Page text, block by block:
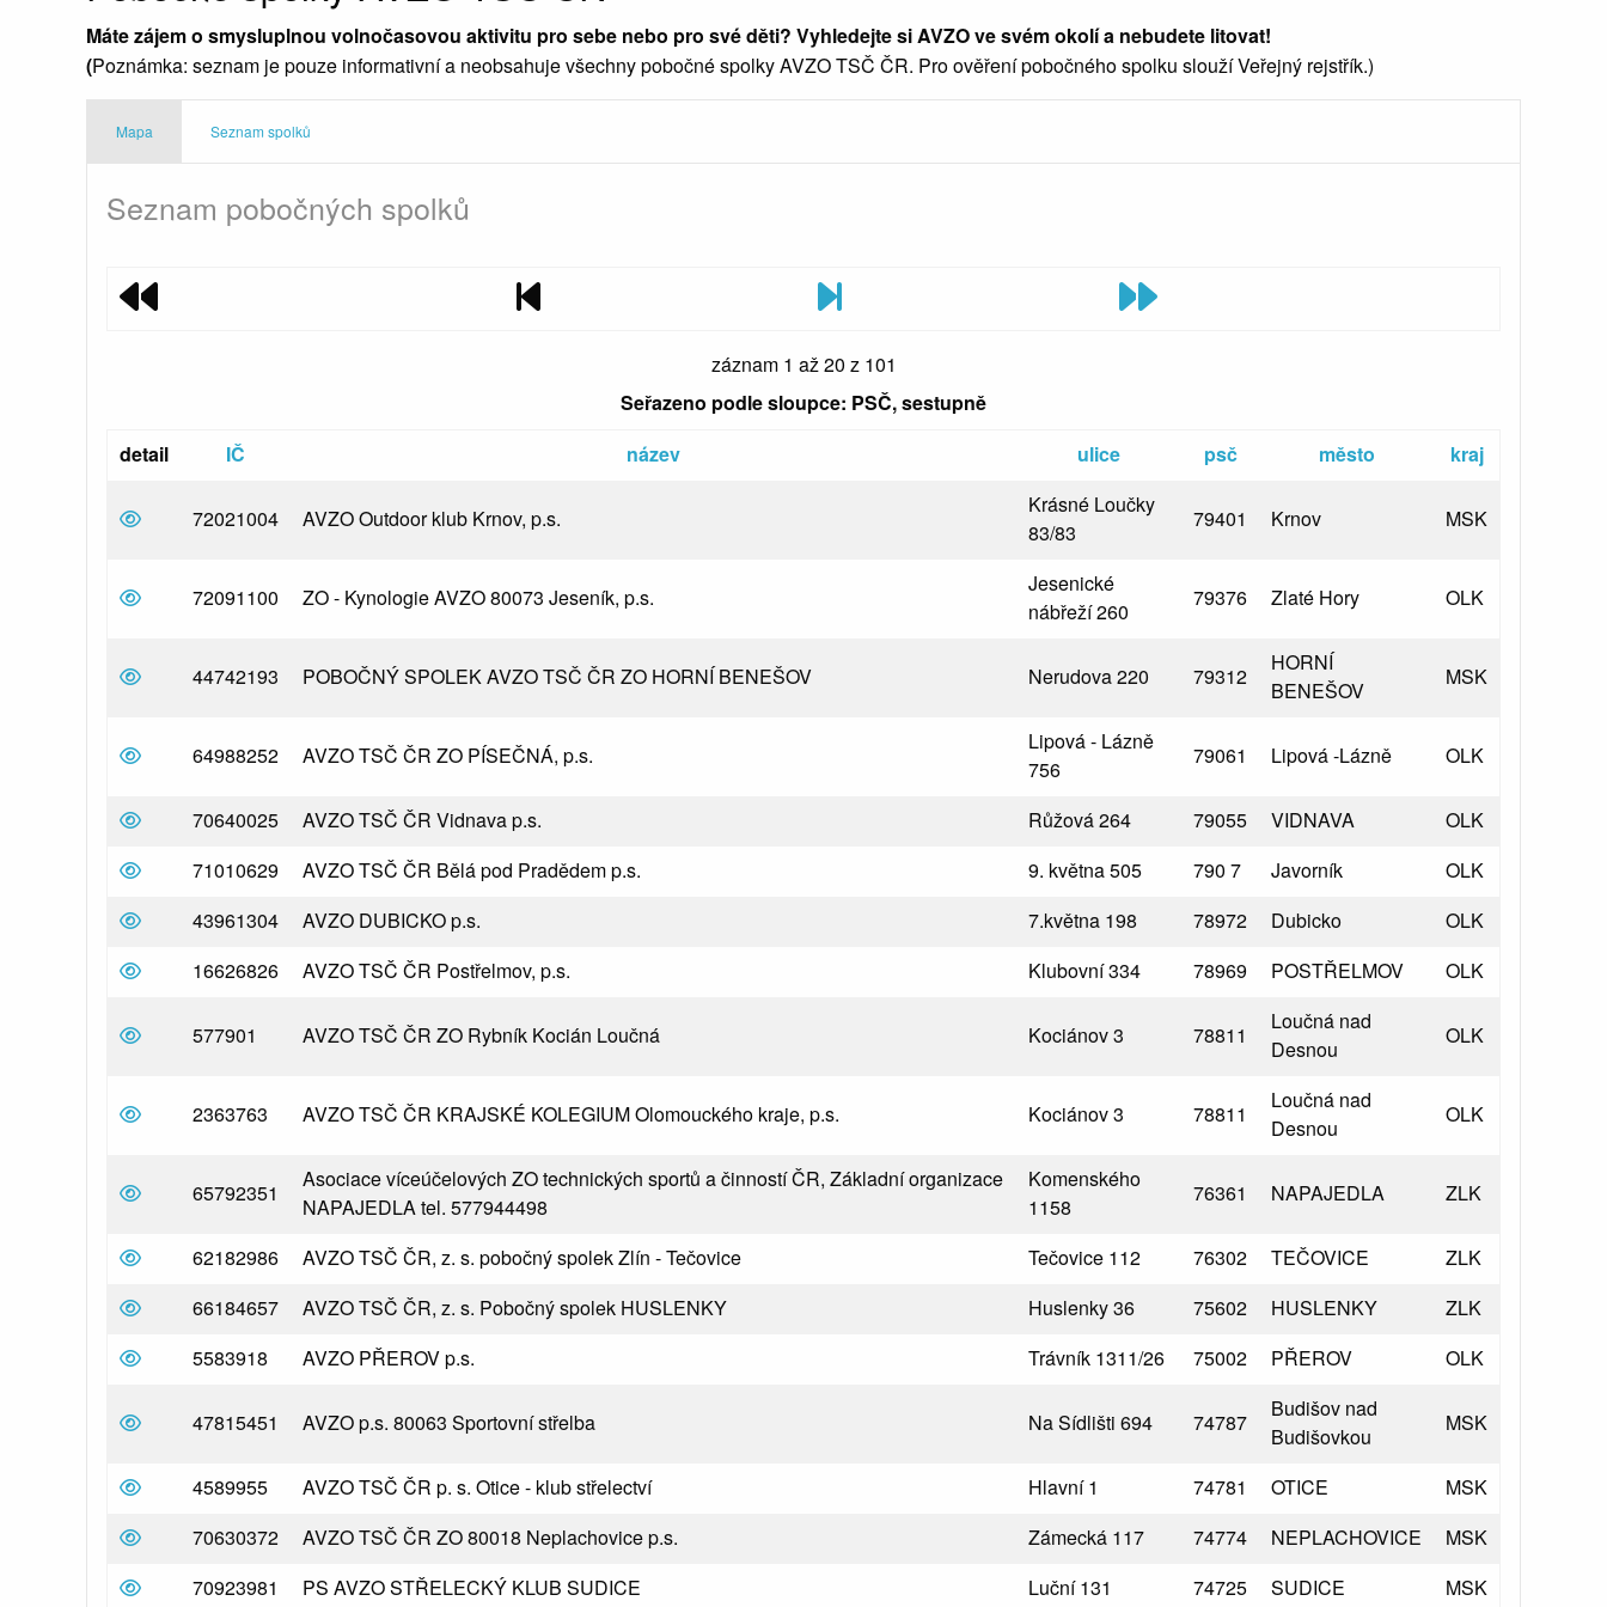
Máte zájem o smysluplnou volnočasovou aktivitu pro sebe nebo pro své děti? Vyhledejte si AVZO ve svém okolí a nebudete litovat!
(Poznámka: seznam je pouze informativní a neobsahuje všechny pobočné spolky AVZO TSČ ČR. Pro ověření pobočného spolku slouží Veřejný rejstřík.)
Mapa Seznam spolků
Seznam pobočných spolků
Na první stránku Předchozí Další Na poslední stránku
záznam 1 až 20 z 101
Seřazeno podle sloupce: PSČ, sestupně
detail
IČ název ulice psč město kraj
detail základní organizace
72021004 AVZO Outdoor klub Krnov, p.s.
Krásné Loučky
83/83
79401 Krnov MSK
detail základní organizace
72091100 ZO - Kynologie AVZO 80073 Jeseník, p.s.
Jesenické
nábřeží 260
79376 Zlaté Hory OLK
detail základní organizace
44742193 POBOČNÝ SPOLEK AVZO TSČ ČR ZO HORNÍ BENEŠOV Nerudova 220 79312
HORNÍ
BENEŠOV
MSK
detail základní organizace
64988252 AVZO TSČ ČR ZO PÍSEČNÁ, p.s.
Lipová - Lázně
756
79061 Lipová -Lázně OLK
detail základní organizace
70640025 AVZO TSČ ČR Vidnava p.s. Růžová 264 79055 VIDNAVA
OLK
detail základní organizace
71010629 AVZO TSČ ČR Bělá pod Pradědem p.s. 9. května 505 790 7 Javorník
OLK
detail základní organizace
43961304 AVZO DUBICKO p.s. 7.května 198 78972 Dubicko
OLK
detail základní organizace
16626826 AVZO TSČ ČR Postřelmov, p.s. Klubovní 334 78969 POSTŘELMOV OLK
detail základní organizace
577901 AVZO TSČ ČR ZO Rybník Kocián Loučná Kociánov 3 78811
Loučná nad
Desnou
OLK
detail základní organizace
2363763 AVZO TSČ ČR KRAJSKÉ KOLEGIUM Olomouckého kraje, p.s. Kociánov 3 78811
Loučná nad
Desnou
OLK
detail základní organizace
65792351
Asociace víceúčelových ZO technických sportů a činností ČR, Základní organizace
NAPAJEDLA tel. 577944498
Komenského
1158
76361 NAPAJEDLA ZLK
detail základní organizace
62182986 AVZO TSČ ČR, z. s. pobočný spolek Zlín - Tečovice Tečovice 112 76302 TEČOVICE
ZLK
detail základní organizace
66184657 AVZO TSČ ČR, z. s. Pobočný spolek HUSLENKY Huslenky 36 75602 HUSLENKY
ZLK
detail základní organizace
5583918 AVZO PŘEROV p.s. Trávník 1311/26 75002 PŘEROV OLK
detail základní organizace
47815451 AVZO p.s. 80063 Sportovní střelba Na Sídlišti 694 74787
Budišov nad
Budišovkou
MSK
detail základní organizace
4589955 AVZO TSČ ČR p. s. Otice - klub střelectví Hlavní 1 74781 OTICE
MSK
detail základní organizace
70630372 AVZO TSČ ČR ZO 80018 Neplachovice p.s. Zámecká 117 74774 NEPLACHOVICE
MSK
detail základní organizace
70923981 PS AVZO STŘELECKÝ KLUB SUDICE Luční 131 74725 SUDICE MSK